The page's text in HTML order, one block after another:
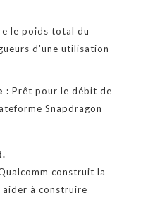
le poids total du
d'une utilisation
: Prêt pour le débit de
Snapdragon
construit la
aider à construire